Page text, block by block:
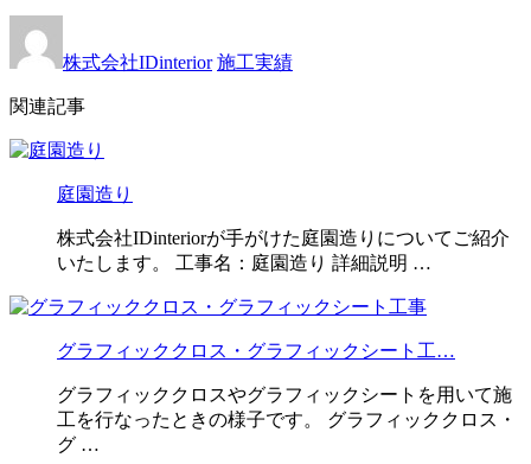
株式会社IDinterior 施工実績
関連記事
庭園造り
株式会社IDinteriorが手がけた庭園造りについてご紹介
いたします。 工事名：庭園造り 詳細説明 …
グラフィッククロス・グラフィックシート工…
グラフィッククロスやグラフィックシートを用いて施
工を行なったときの様子です。 グラフィッククロス・
グ …